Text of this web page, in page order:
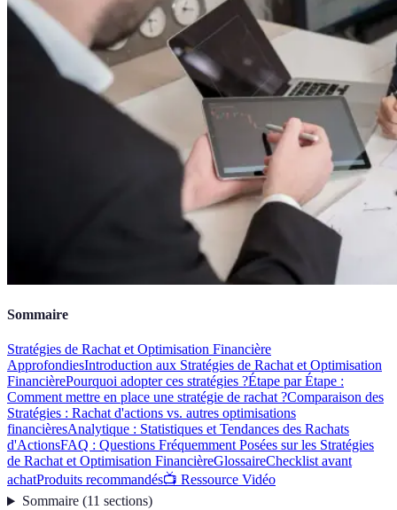
Sommaire
Stratégies de Rachat et Optimisation Financière
ApprofondiesIntroduction aux Stratégies de Rachat et Optimisation
FinancièrePourquoi adopter ces stratégies ?Étape par Étape :
Comment mettre en place une stratégie de rachat ?Comparaison des
Stratégies : Rachat d'actions vs. autres optimisations
financièresAnalytique : Statistiques et Tendances des Rachats
d'ActionsFAQ : Questions Fréquemment Posées sur les Stratégies
de Rachat et Optimisation FinancièreGlossaireChecklist avant
achatProduits recommandés📺 Ressource Vidéo
Sommaire(11 sections)